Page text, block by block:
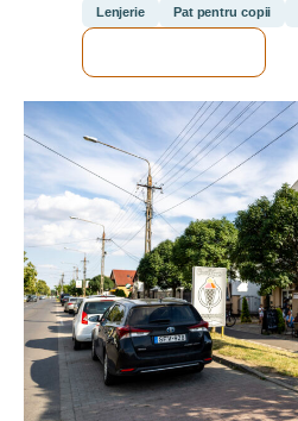
Lenjerie Pat pentru copii